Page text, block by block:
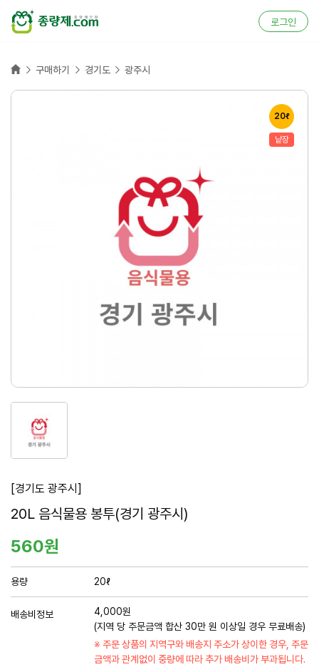
로그인
홈 구매하기  경기도  광주시
20ℓ
낱장
이
지
새
[경기도 광주시]
20L 음식물용 봉투(경기 광주시)
보
매
560원
용량 20ℓ
배송비정보
4,000원
(지역 당 주문금액 합산 30만 원 이상일 경우 무료배송)
※ 주문 상품의 지역구와 배송지 주소가 상이한 경우, 주문
금액과 관계없이 중량에 따라 추가 배송비가 부과됩니다.